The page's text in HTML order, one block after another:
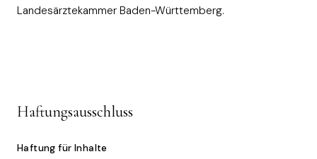
Landesärztekammer Baden-Württemberg.
Haftungsausschluss
Haftung für Inhalte